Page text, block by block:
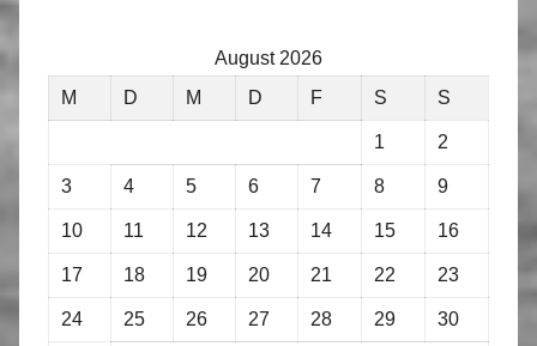
August 2026
M
D M D F S S
1 2
3 4 5 6 7 8 9
10 11 12 13 14 15 16
17 18 19 20 21 22 23
24 25 26 27 28 29 30